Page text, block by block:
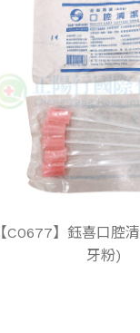
【C0677】鈺喜口腔
牙粉)